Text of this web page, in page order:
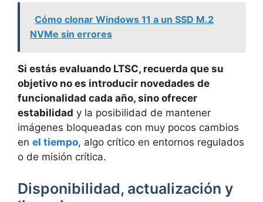
Cómo clonar Windows 11 a un SSD M.2
NVMe sin errores
Si estás evaluando LTSC, recuerda que su
objetivo no es introducir novedades de
funcionalidad cada año, sino ofrecer
estabilidad y la posibilidad de mantener
imágenes bloqueadas con muy pocos cambios
en el tiempo, algo crítico en entornos regulados
o de misión crítica.
Disponibilidad, actualización y